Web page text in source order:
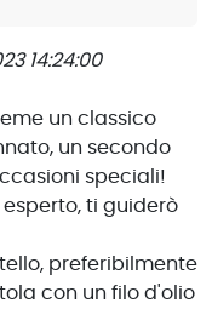
14:24:00
un classico
un secondo
speciali!
ti guiderò
preferibilmente
con un filo d'olio